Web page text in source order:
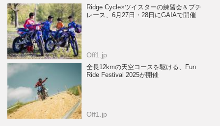
Ridge Cycle×ツイスターの練習会＆プチ
レース、6月27日・28日にGAIAで開催
Off1.jp
全長12kmの天空コースを駆ける、Fun
Ride Festival 2025が開催
Off1.jp